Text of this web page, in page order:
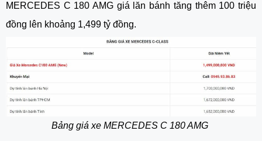
MERCEDES C 180 AMG giá lăn bánh tăng thêm 100 triệu
đồng lên khoảng 1,499 tỷ đồng.
Bảng giá xe MERCEDES C 180 AMG